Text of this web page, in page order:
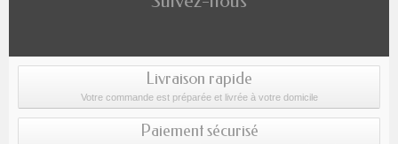
Livraison rapide
Votre commande est préparée et livrée à votre domicile
Paiement sécurisé